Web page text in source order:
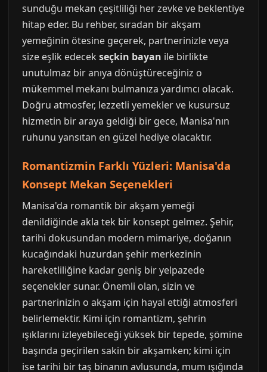
sunduğu mekan çeşitliliği her zevke ve beklentiye
hitap eder. Bu rehber, sıradan bir akşam
yemeğinin ötesine geçerek, partnerinizle veya
size eşlik edecek seçkin bayan ile birlikte
unutulmaz bir anıya dönüştüreceğiniz o
mükemmel mekanı bulmanıza yardımcı olacak.
Doğru atmosfer, lezzetli yemekler ve kusursuz
hizmetin bir araya geldiği bir gece, Manisa'nın
ruhunu yansıtan en güzel hediye olacaktır.
Romantizmin Farklı Yüzleri: Manisa'da
Konsept Mekan Seçenekleri
Manisa'da romantik bir akşam yemeği
denildiğinde akla tek bir konsept gelmez. Şehir,
tarihi dokusundan modern mimariye, doğanın
kucağındaki huzurdan şehir merkezinin
hareketliliğine kadar geniş bir yelpazede
seçenekler sunar. Önemli olan, sizin ve
partnerinizin o akşam için hayal ettiği atmosferi
belirlemektir. Kimi için romantizm, şehrin
ışıklarını izleyebileceği yüksek bir tepede, şömine
başında geçirilen sakin bir akşamken; kimi için
ise tarihi bir taş binanın avlusunda, mum ışığında